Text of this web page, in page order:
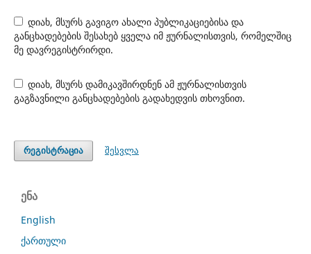
დიახ, მსურს გავიგო ახალი პუბლიკაციებისა და
განცხადებების შესახებ ყველა იმ ჟურნალისთვის, რომელშიც
მე დავრეგისტრირდი.
დიახ, მსურს დამიკავშირდნენ ამ ჟურნალისთვის
გაგზავნილი განცხადებების გადახედვის თხოვნით.
რეგისტრაცია შესვლა
ენა
English
ქართული